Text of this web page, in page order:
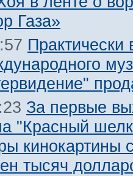
Газа»
Практически
За первые
"Красный
кинокартины
тысяч